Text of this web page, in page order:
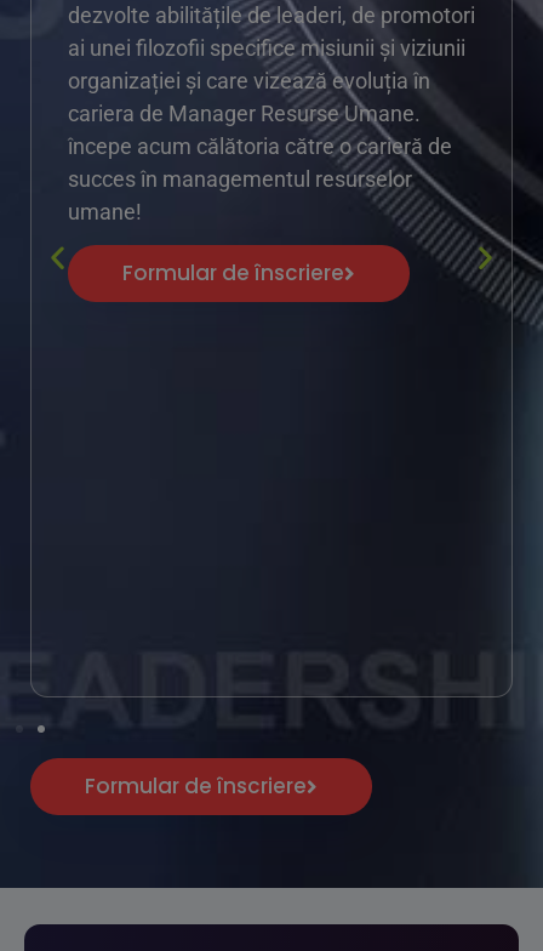
dezvolte abilitățile de leaderi, de promotori
ai unei filozofii specifice misiunii și viziunii
organizației și care vizează evoluția în
cariera de Manager Resurse Umane.
începe acum călătoria către o carieră de
succes în managementul resurselor
umane!
Formular de înscriere
Formular de înscriere